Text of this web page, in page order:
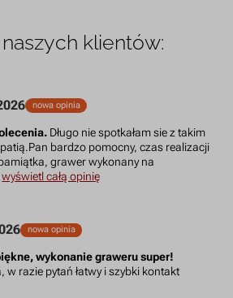
klientów:
nowa opinia
Długo nie spotkałam sie z takim
bardzo pomocny, czas realizacji
grawer wykonany na
wyświetl całą opinię
nowa opinia
wykonanie graweru super!
w razie pytań łatwy i szybki kontakt